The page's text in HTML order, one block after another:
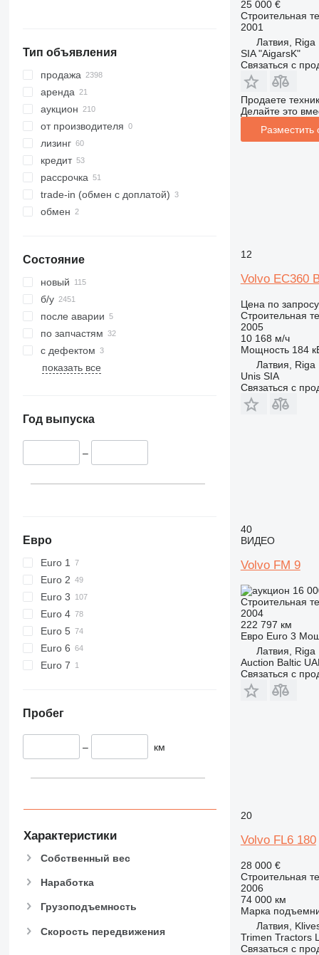
322
323
324
325
326
329
330
336
340
345
365
374
390
395
416
420
424
430
444
589
910
914
918
924
926
928
930
962
972
980
982
988
992
AP
8030
8035
CT
JS
JZ
NXT
S-Series
TM
VMT
Vibromax
EC 480EL
L180
L220
L330
L350
Тип объявления
продажа
аренда
аукцион
от производителя
лизинг
кредит
рассрочка
trade-in (обмен с доплатой)
обмен
Состояние
новый
б/у
после аварии
по запчастям
с дефектом
показать все
Год выпуска
–
Евро
Euro 1
Euro 2
Euro 3
Euro 4
Euro 5
Euro 6
Euro 7
Пробег
– км
Характеристики
Собственный вес
Наработка
Грузоподъемность
Скорость передвижения
25 000 €
Строительная
2001
Латвия, Riga
SIA "AigarsK"
Связаться с
Продаете
Делайте это
Разместить
12
Volvo EC360
Цена по запросу
Строительная
2005
10 168 м/ч
Мощность 184
Латвия, Riga
Unis SIA
Связаться с
40
ВИДЕО
Volvo FM 9
16
Строительная
2004
222 797 км
Евро Euro 3
Латвия, Riga
Auction Baltic
Связаться с
20
Volvo FL6 180
28 000 €
Строительная
2006
74 000 км
Марка
Латвия,
Trimen Tractors
Связаться с